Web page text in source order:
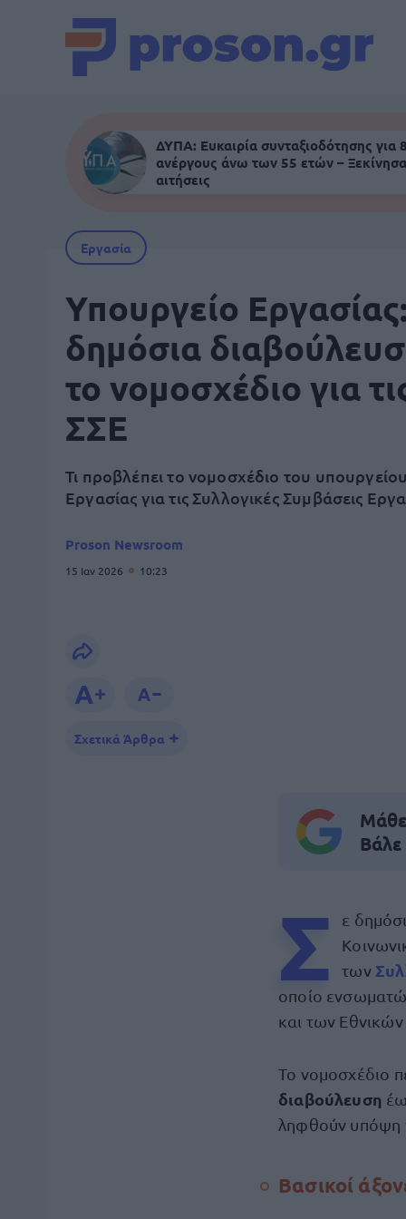
ΔΥΠΑ: Ευκαιρία συνταξιοδότησης για
ανέργους άνω των 55 ετών –
αιτήσεις
Εργασία
Υπουργείο
δημόσια
το νομοσχέδιο για
ΣΣΕ
Τι προβλέπει το νομοσχέδιο του υπουργείου
Εργασίας για τις Συλλογικές Συμβάσεις
Proson Newsroom
15 Ιαν 2026 10:23
Σχετικά Άρθρα
Μάθε
Σ ε
των
οποίο
και των
Το νομοσχέδιο
διαβούλευση
ληφθούν υπόψη
Βασικοί